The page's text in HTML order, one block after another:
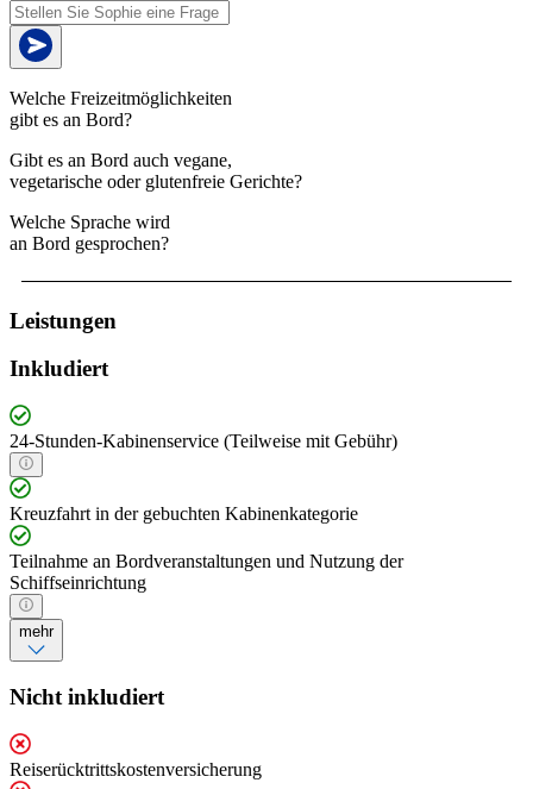
Welche Freizeitmöglichkeiten
gibt es an Bord?
Gibt es an Bord auch vegane,
vegetarische oder glutenfreie Gerichte?
Welche Sprache wird
an Bord gesprochen?
Leistungen
Inkludiert
24-Stunden-Kabinenservice (Teilweise mit Gebühr)
Kreuzfahrt in der gebuchten Kabinenkategorie
Teilnahme an Bordveranstaltungen und Nutzung der
Schiffseinrichtung
mehr
Nicht inkludiert
Reiserücktrittskostenversicherung